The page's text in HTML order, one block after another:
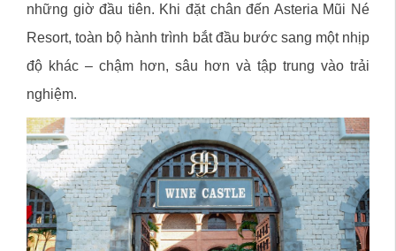
những giờ đầu tiên. Khi đặt chân đến Asteria Mũi Né
Resort, toàn bộ hành trình bắt đầu bước sang một nhịp
độ khác – chậm hơn, sâu hơn và tập trung vào trải
nghiệm.